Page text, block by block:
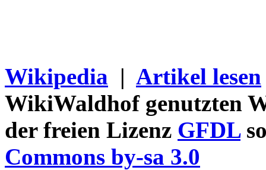
Wikipedia | Artikel lesen
WikiWaldhof genutzten
der freien Lizenz GFDL
Commons by-sa 3.0